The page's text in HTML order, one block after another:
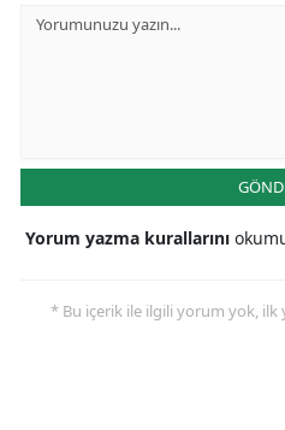
Yorum yazma kurallarını
* Bu içerik ile ilgili yorum yok, ilk